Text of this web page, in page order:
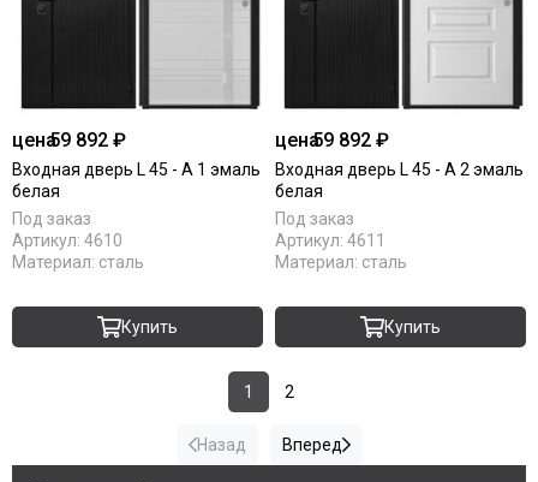
цена59 892 ₽
Входная дверь L 45 - А 1 эмаль
белая
Под заказ
Артикул: 4610
Материал: сталь
Купить
цена59 892 ₽
Входная дверь L 45 - А 2 эмаль
белая
Под заказ
Артикул: 4611
Материал: сталь
Купить
Назад
1 2
Вперед